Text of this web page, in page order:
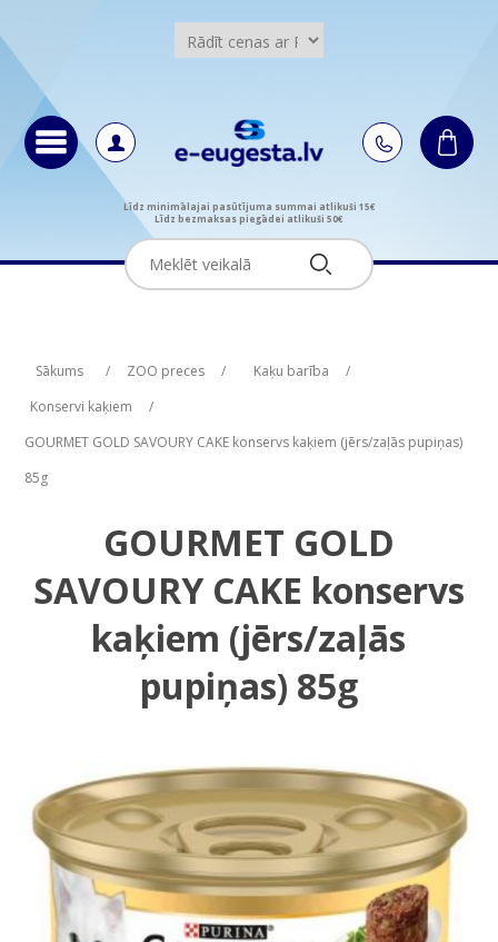
Līdz minimālajai pasūtījuma summai atlikuši 15€
Līdz bezmaksas piegādei atlikuši 50€
Sākums / ZOO preces / Kaķu barība
/
Konservi kaķiem
/
GOURMET GOLD SAVOURY CAKE konservs kaķiem (jērs/zaļās pupiņas)
85g
GOURMET GOLD
SAVOURY CAKE konservs
kaķiem (jērs/zaļās
pupiņas) 85g